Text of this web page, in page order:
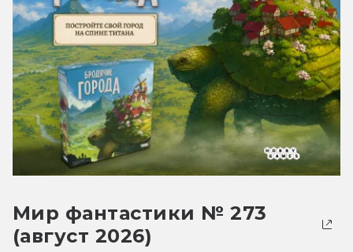
Мир фантастики № 273
(август 2026)